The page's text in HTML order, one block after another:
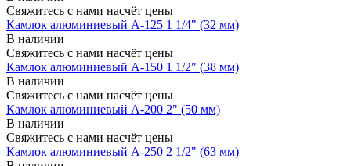
Свяжитесь с нами насчёт цены
Камлок алюминиевый A-125 1 1/4" (32 мм)
В наличии
Свяжитесь с нами насчёт цены
Камлок алюминиевый A-150 1 1/2" (38 мм)
В наличии
Свяжитесь с нами насчёт цены
Камлок алюминиевый A-200 2" (50 мм)
В наличии
Свяжитесь с нами насчёт цены
Камлок алюминиевый A-250 2 1/2" (63 мм)